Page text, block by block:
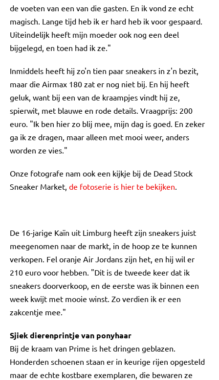
de voeten van een van die gasten. En ik vond ze echt
magisch. Lange tijd heb ik er hard heb ik voor gespaard.
Uiteindelijk heeft mijn moeder ook nog een deel
bijgelegd, en toen had ik ze."
Inmiddels heeft hij zo'n tien paar sneakers in z'n bezit,
maar die Airmax 180 zat er nog niet bij. En hij heeft
geluk, want bij een van de kraampjes vindt hij ze,
spierwit, met blauwe en rode details. Vraagprijs: 200
euro. "Ik ben hier zo blij mee, mijn dag is goed. En zeker
ga ik ze dragen, maar alleen met mooi weer, anders
worden ze vies."
Onze fotografe nam ook een kijkje bij de Dead Stock
Sneaker Market, de fotoserie is hier te bekijken
De 16-jarige Kaïn uit Limburg heeft zijn sneakers juist
meegenomen naar de markt, in de hoop ze te kunnen
verkopen. Fel oranje Air Jordans zijn het, en hij wil er
210 euro voor hebben. "Dit is de tweede keer dat ik
sneakers doorverkoop, en de eerste was ik binnen een
week kwijt met mooie winst. Zo verdien ik er een
zakcentje mee."
Sjiek dierenprintje van ponyhaar
Bij de kraam van Prime is het dringen geblazen.
Honderden schoenen staan er in keurige rijen opgesteld
maar de echte kostbare exemplaren, die bewaren ze